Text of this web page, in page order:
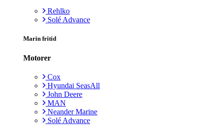
Rehlko
Solé Advance
Marin fritid
Motorer
Cox
Hyundai SeasAll
John Deere
MAN
Neander Marine
Solé Advance